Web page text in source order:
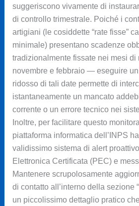
suggeriscono vivamente di
di controllo trimestrale. Poiché i
artigiani (le cosiddette “rate fisse”
minimale) presentano scadenze
tradizionalmente fissate nei mesi di
novembre e febbraio — eseguire
ridosso di tali date permette di
istantaneamente un mancato
corrente o un errore tecnico nei
Inoltre, per facilitare questo
piattaforma informatica dell’INPS
validissimo sistema di alert
Elettronica Certificata (PEC) e
Mantenere scrupolosamente
di contatto all’interno della sezione
un piccolissimo dettaglio pratico